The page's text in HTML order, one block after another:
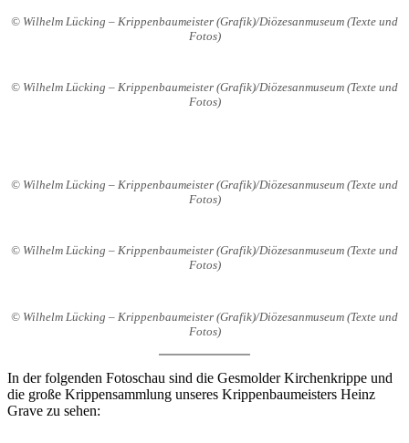
© Wilhelm Lücking – Krippenbaumeister (Grafik)/Diözesanmuseum (Texte und
Fotos)
© Wilhelm Lücking – Krippenbaumeister (Grafik)/Diözesanmuseum (Texte und
Fotos)
© Wilhelm Lücking – Krippenbaumeister (Grafik)/Diözesanmuseum (Texte und
Fotos)
© Wilhelm Lücking – Krippenbaumeister (Grafik)/Diözesanmuseum (Texte und
Fotos)
© Wilhelm Lücking – Krippenbaumeister (Grafik)/Diözesanmuseum (Texte und
Fotos)
In der folgenden Fotoschau sind die Gesmolder Kirchenkrippe und
die große Krippensammlung unseres Krippenbaumeisters Heinz
Grave zu sehen: